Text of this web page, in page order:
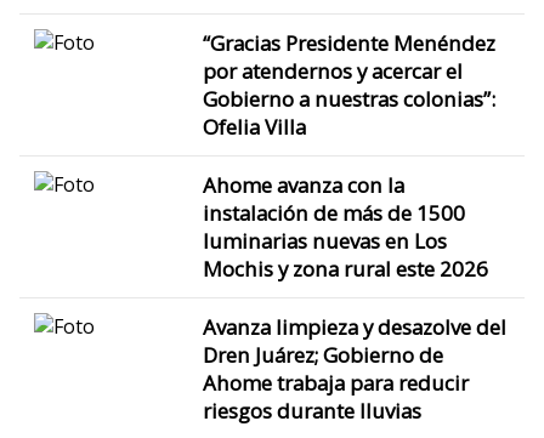
“Gracias Presidente Menéndez
por atendernos y acercar el
Gobierno a nuestras colonias”:
Ofelia Villa
Ahome avanza con la
instalación de más de 1500
luminarias nuevas en Los
Mochis y zona rural este 2026
Avanza limpieza y desazolve del
Dren Juárez; Gobierno de
Ahome trabaja para reducir
riesgos durante lluvias